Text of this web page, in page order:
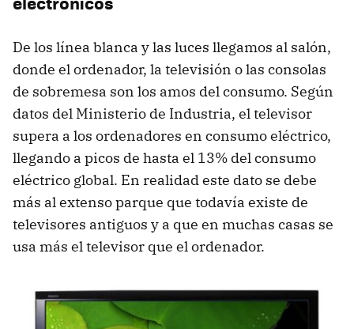
De los línea blanca y las luces llegamos al salón,
donde el ordenador, la televisión o las consolas
de sobremesa son los amos del consumo. Según
datos del Ministerio de Industria, el televisor
supera a los ordenadores en consumo eléctrico,
llegando a picos de hasta el 13% del consumo
eléctrico global. En realidad este dato se debe
más al extenso parque que todavía existe de
televisores antiguos y a que en muchas casas se
usa más el televisor que el ordenador.